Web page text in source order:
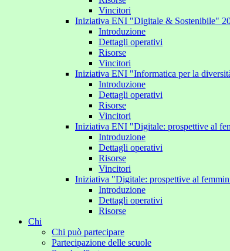
Vincitori
Iniziativa ENI "Digitale & Sostenibile"
Introduzione
Dettagli operativi
Risorse
Vincitori
Iniziativa ENI "Informatica per la
Introduzione
Dettagli operativi
Risorse
Vincitori
Iniziativa ENI "Digitale: prospettive al
Introduzione
Dettagli operativi
Risorse
Vincitori
Iniziativa "Digitale: prospettive al
Introduzione
Dettagli operativi
Risorse
Chi
Chi può partecipare
Partecipazione delle scuole